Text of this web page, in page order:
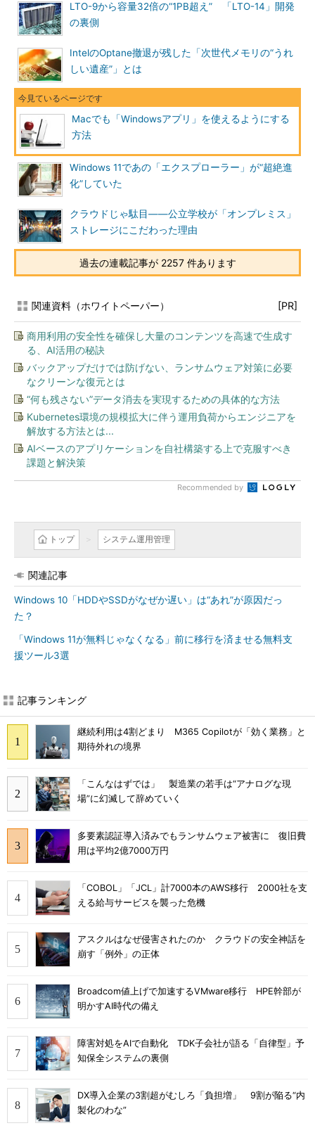
LTO-9から容量32倍の“1PB超え” 「LTO-14」開発
の裏側
IntelのOptane撤退が残した「次世代メモリの“うれ
しい遺産”」とは
Macでも「Windowsアプリ」を使えるようにする
方法
Windows 11であの「エクスプローラー」が“超絶進
化”していた
クラウドじゃ駄目――公立学校が「オンプレミス」
ストレージにこだわった理由
過去の連載記事が 2257 件あります
関連資料（ホワイトペーパー） [PR]
商用利用の安全性を確保し大量のコンテンツを高速で生成す
る、AI活用の秘訣
バックアップだけでは防げない、ランサムウェア対策に必要
なクリーンな復元とは
“何も残さない”データ消去を実現するための具体的な方法
Kubernetes環境の規模拡大に伴う運用負荷からエンジニアを
解放する方法とは...
AIベースのアプリケーションを自社構築する上で克服すべき
課題と解決策
Recommended by
トップ システム運用管理
関連記事
Windows 10「HDDやSSDがなぜか遅い」は“あれ”が原因だっ
た？
「Windows 11が無料じゃなくなる」前に移行を済ませる無料支
援ツール3選
記事ランキング
継続利用は4割どまり M365 Copilotが「効く業務」と
期待外れの境界
「こんなはずでは」 製造業の若手は“アナログな現
場”に幻滅して辞めていく
多要素認証導入済みでもランサムウェア被害に 復旧費
用は平均2億7000万円
「COBOL」「JCL」計7000本のAWS移行 2000社を支
える給与サービスを襲った危機
アスクルはなぜ侵害されたのか クラウドの安全神話を
崩す「例外」の正体
Broadcom値上げで加速するVMware移行 HPE幹部が
明かすAI時代の備え
障害対処をAIで自動化 TDK子会社が語る「自律型」予
知保全システムの裏側
DX導入企業の3割超がむしろ「負担増」 9割が陥る“内
製化のわな”